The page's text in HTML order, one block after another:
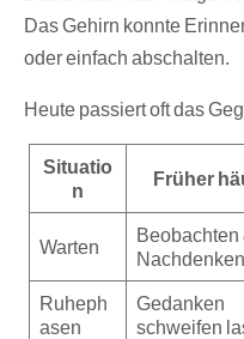
Das Gehirn konnte
oder einfach abschalten.
Heute passiert oft das
Situatio
n
Früher
Warten
Beobachten
Nachdenken
Ruheph
asen
Gedanken
schweifen